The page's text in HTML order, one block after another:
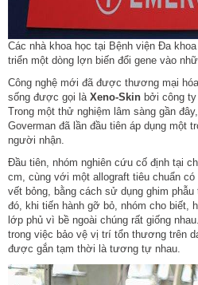
Các nhà khoa học tại Bệnh viện Đa
triển một dòng lợn biến đổi gene vào
Công nghệ mới đã được thương mại
sống được gọi là Xeno-Skin bởi công ty
Trong một thử nghiệm lâm sàng gần
Goverman đã lần đầu tiên áp dụng một
người nhận.
Đầu tiên, nhóm nghiên cứu cố định tại
cm, cùng với một allograft tiêu chuẩn
vết bỏng, bằng cách sử dụng ghim
đó, khi tiến hành gỡ bỏ, nhóm cho biết,
lớp phủ vì bề ngoài chúng rất giống
trong việc bảo vệ vị trí tổn thương trên
được gắn tạm thời là tương tự nhau.